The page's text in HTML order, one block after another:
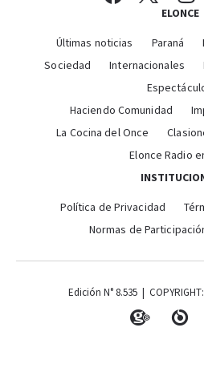
ELONCE
Últimas noticias Paraná
Sociedad
Internacionales
Haciendo Comunidad
La Cocina del Once
Elonce Radio
Política de Privacidad
Normas de
Edición N° 8.535 |